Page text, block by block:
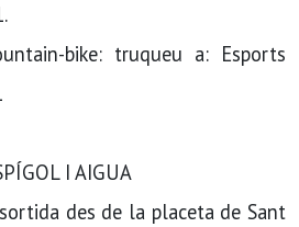
bike: truqueu a: Esports
I AIGUA
des de la placeta de Sant